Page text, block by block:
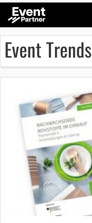
Event Trends